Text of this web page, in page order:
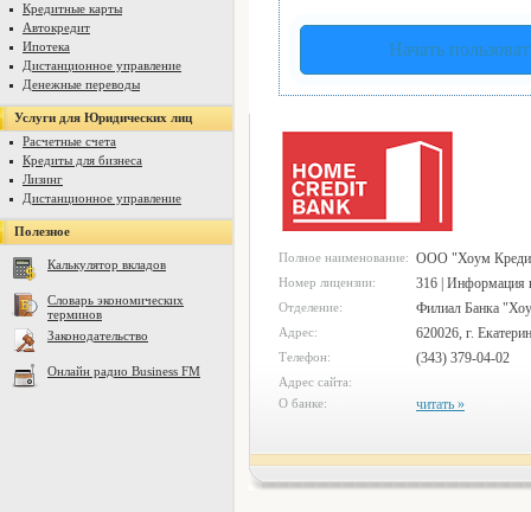
Кредитные карты
Автокредит
Ипотека
Дистанционное управление
Денежные переводы
Услуги для Юридических лиц
Расчетные счета
Кредиты для бизнеса
Лизинг
Дистанционное управление
Полезное
Калькулятор вкладов
Словарь экономических
терминов
Законодательство
Онлайн радио Business FM
Начать
Полное наименование: ООО "Хоум
Номер лицензии: 316 | Информация
Отделение: Филиал Банка
Адрес: 620026, г.
Телефон: (343) 379-04-02
Адрес сайта:
О банке:
читать »